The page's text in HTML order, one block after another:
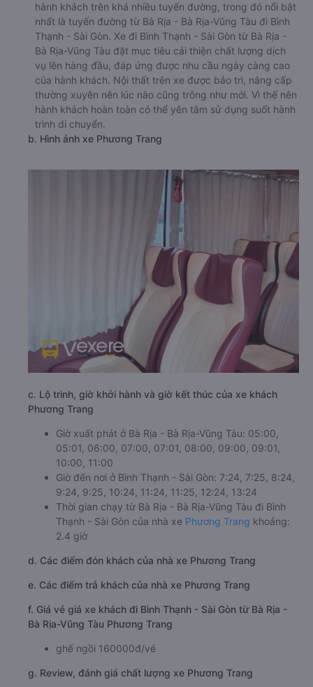
hành khách trên khá nhiều tuyến đường, trong đó nổi bật
nhất là tuyến đường từ Bà Rịa - Bà Rịa-Vũng Tàu đi Bình
Thạnh - Sài Gòn. Xe đi Bình Thạnh - Sài Gòn từ Bà Rịa -
Bà Rịa-Vũng Tàu đặt mục tiêu cải thiện chất lượng dịch
vụ lên hàng đầu, đáp ứng được nhu cầu ngày càng cao
của hành khách. Nội thất trên xe được bảo trì, nâng cấp
thường xuyên nên lúc nào cũng trông như mới. Vì thế nên
hành khách hoàn toàn có thể yên tâm sử dụng suốt hành
trình di chuyển.
b. Hình ảnh xe Phương Trang
c. Lộ trình, giờ khởi hành và giờ kết thúc của xe khách
Phương Trang
Giờ xuất phát ở Bà Rịa - Bà Rịa-Vũng Tàu: 05:00,
05:01, 06:00, 07:00, 07:01, 08:00, 09:00, 09:01,
10:00, 11:00
Giờ đến nơi ở Bình Thạnh - Sài Gòn: 7:24, 7:25, 8:24,
9:24, 9:25, 10:24, 11:24, 11:25, 12:24, 13:24
Thời gian chạy từ Bà Rịa - Bà Rịa-Vũng Tàu đi Bình
Thạnh - Sài Gòn của nhà xe Phương Trang khoảng:
2.4 giờ
d. Các điểm đón khách của nhà xe Phương Trang
e. Các điểm trả khách của nhà xe Phương Trang
f. Giá vé giá xe khách đi Bình Thạnh - Sài Gòn từ Bà Rịa -
Bà Rịa-Vũng Tàu Phương Trang
ghế ngồi 160000đ/vé
g. Review, đánh giá chất lượng xe Phương Trang